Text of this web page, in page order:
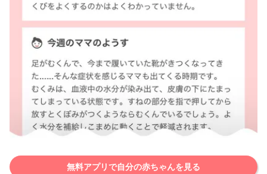
無料アプリで自分の赤ちゃんを見る